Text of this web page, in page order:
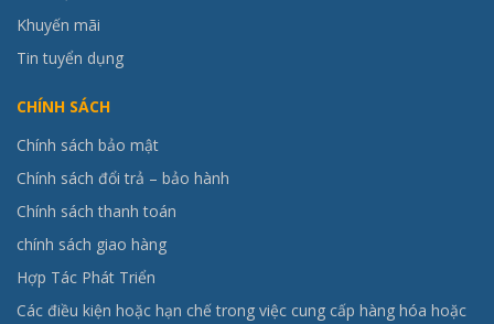
Khuyến mãi
Tin tuyển dụng
CHÍNH SÁCH
Chính sách bảo mật
Chính sách đổi trả – bảo hành
Chính sách thanh toán
chính sách giao hàng
Hợp Tác Phát Triển
Các điều kiện hoặc hạn chế trong việc cung cấp hàng hóa hoặc